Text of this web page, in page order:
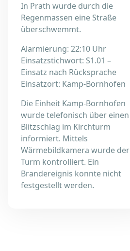
In Prath wurde durch die
Regenmassen eine Straße
überschwemmt.
Alarmierung: 22:10 Uhr
Einsatzstichwort: S1.01 –
Einsatz nach Rücksprache
Einsatzort: Kamp-Bornhofen
Die Einheit Kamp-Bornhofen
wurde telefonisch über einen
Blitzschlag im Kirchturm
informiert. Mittels
Wärmebildkamera wurde der
Turm kontrolliert. Ein
Brandereignis konnte nicht
festgestellt werden.